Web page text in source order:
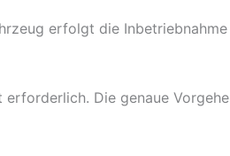
erfolgt die Inbetriebnahme
Die genaue